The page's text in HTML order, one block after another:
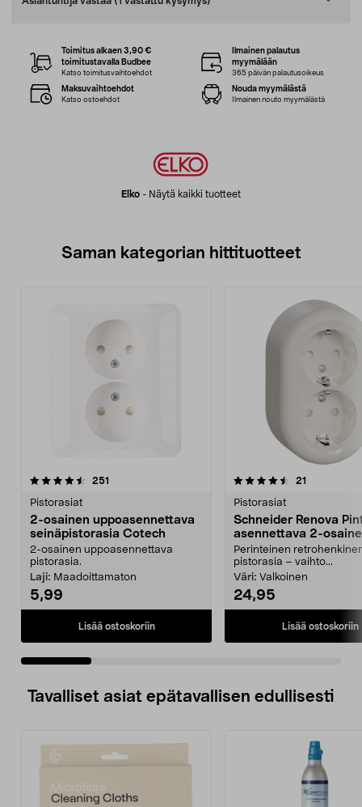
Elko - Näytä kaikki tuotteet
Toimitus alkaen 3,90 €
toimitustavalla Budbee
Katso toimitusvaihtoehdot
Ilmainen palautus
myymälään
365 päivän palautusoikeus
Maksuvaihtoehdot
Katso ostoehdot
Nouda myymälästä
Ilmainen nouto myymälästä
Saman kategorian hittituotteet
251
Pistorasiat
2-osainen uppoasennettava
seinäpistorasia Cotech
2-osainen uppoasennettava
pistorasia.
Laji: Maadoittamaton
5,99
Lisää ostoskoriin
4.5 viidestä
21
Pistorasiat
Schneider Renova
asennettava 2-
pistorasia,
Perinteinen
pistorasia – vaihto...
Väri: Valkoinen
24,95
Lisää ostoskoriin
4.5 viidestä
Tavalliset asiat epätavallisen edullisesti